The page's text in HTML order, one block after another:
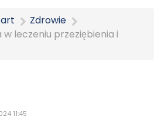
Zdrowie
w leczeniu przeziębienia i
11:45